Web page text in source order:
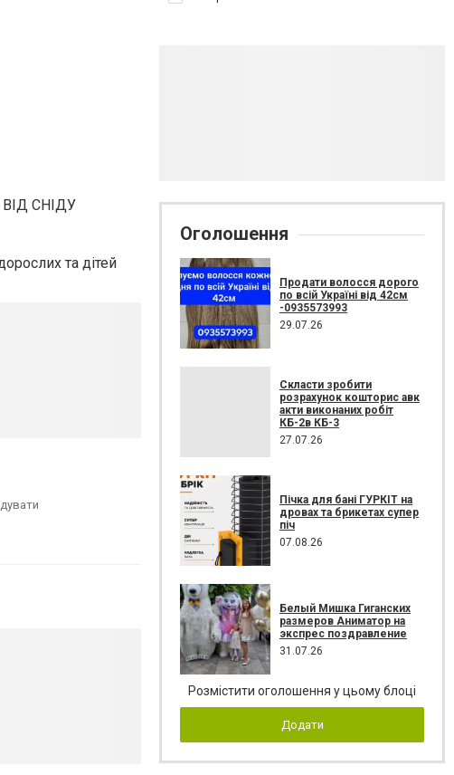
СНІДУ
та дітей
Оголошення
Продати волосся дорого
по всій Україні від 42см
-0935573993
29.07.26
Скласти зробити
розрахунок кошторис авк
акти виконаних робіт
КБ-2в КБ-3
27.07.26
Пічка для бані ГУРКІТ на
дровах та брикетах супер
піч
07.08.26
Белый Мишка Гиганских
размеров Аниматор на
экспрес поздравление
31.07.26
Розмістити оголошення у цьому блоці
Додати